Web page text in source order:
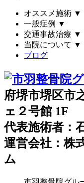
オススメ施術 ▼
一般症例 ▼
交通事故治療 ▼
当院について ▼
ブログ
府堺市堺区市
ェ２号館 1F
代表施術者：
運営会社：株
ム